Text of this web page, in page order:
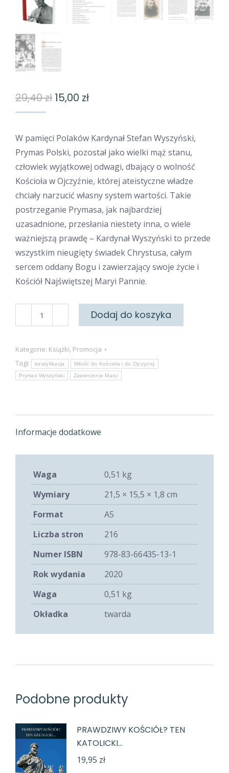
29,40zł Pierwotna
29,40 zł.
15,00 złAktualna
15,00 zł.
W pamięci Polaków Kardynał Stefan Wyszyński,
Prymas Polski, pozostał jako wielki mąż stanu,
człowiek wyjątkowej odwagi, dbający o wolność
Kościoła w Ojczyźnie, której ateistyczne władze
chciały narzucić własny system wartości. Takie
postrzeganie Prymasa, jak najbardziej
uzasadnione, przesłania niestety inna, o wiele
ważniejszą prawdę – Kardynał Wyszyński to przede
wszystkim nieugięty świadek Chrystusa, całym
sercem oddany Bogu i zawierzający swoje życie i
Kościół Najświętszej Maryi Pannie.
Błogosławiony
Dodaj do koszyka
Kategorie: Książki, Promocja
Tagi:
beatyfikacja Miłość do Kościoła i do Ojczyzny
Prymas Wyszyński Zawierzenie Maryi
Informacje dodatkowe
Waga
0,51 kg
Wymiary
21,5 × 15,5 × 1,8 cm
Format
A5
Liczba stron
216
Numer ISBN
978-83-66435-13-1
Rok wydania
2020
Waga
0,51 kg
Okładka
twarda
Podobne produkty
PRAWDZIWY KOŚCIÓŁ? TEN
KATOLICKI...
19,95 zł